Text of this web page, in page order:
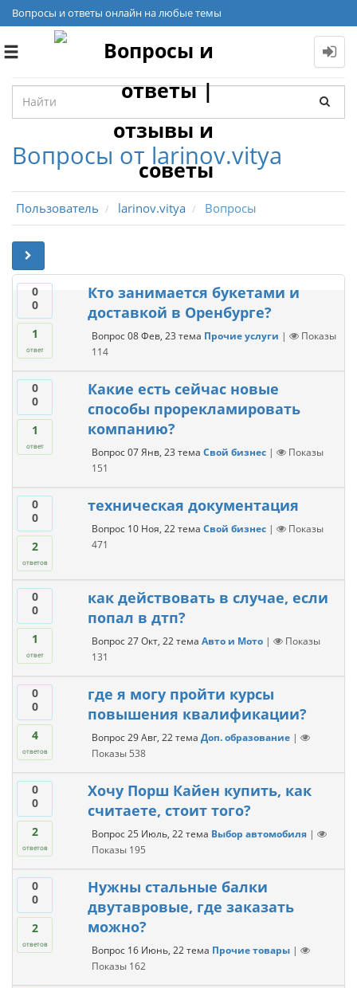
Вопросы и ответы онлайн на любые темы
Toggle
Вопросы от larinov.vitya
Пользователь larinov.vitya Вопросы
0
0
1
ответ
Кто занимается букетами и
доставкой в Оренбурге?
Вопрос 08 Фев, 23 тема Прочие услуги |
Показы
114
0
0
1
ответ
Какие есть сейчас новые
способы прорекламировать
компанию?
Вопрос 07 Янв, 23 тема Свой бизнес |
Показы
151
0
0
2
ответов
техническая документация
Вопрос 10 Ноя, 22 тема Свой бизнес |
Показы
471
0
0
1
ответ
как действовать в случае, если
попал в дтп?
Вопрос 27 Окт, 22 тема Авто и Мото |
Показы
131
0
0
4
ответов
где я могу пройти курсы
повышения квалификации?
Вопрос 29 Авг, 22 тема Доп. образование |
Показы 538
0
0
2
ответов
Хочу Порш Кайен купить, как
считаете, стоит того?
Вопрос 25 Июль, 22 тема Выбор автомобиля |
Показы 195
0
0
2
ответов
Нужны стальные балки
двутавровые, где заказать
можно?
Вопрос 16 Июнь, 22 тема Прочие товары |
Показы 162